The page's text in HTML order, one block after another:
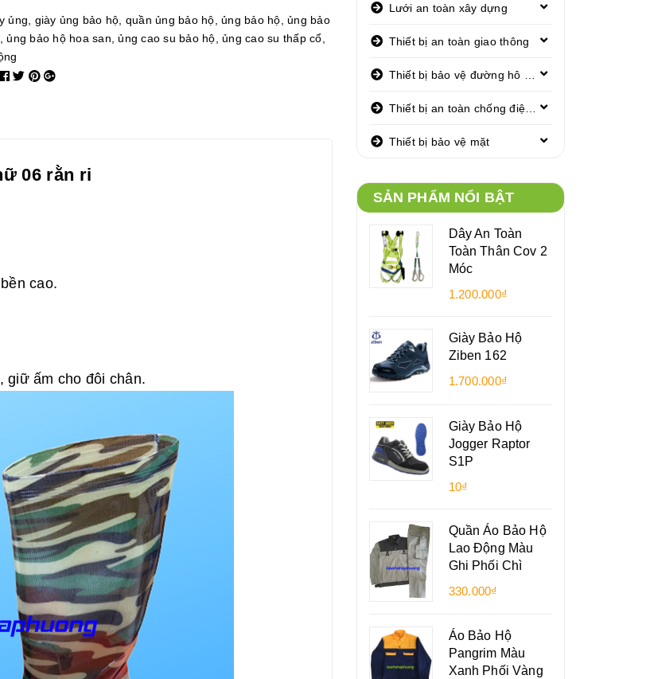
ủng giày ủng bảo hộ quần ủng bảo hộ ,ủng bảo hộ ,ủng bảo
,ủng bảo hộ hoa san ,ủng cao su bảo hộ ,ủng cao su thấp cổ
06 rằn ri
cao.
giữ ấm cho đôi chân.
Lưới an toàn xây dựng
Thiết bị an toàn giao thông
Thiết bị bảo vệ mặt
SẢN PHẨM NỔI BẬT
Dây An Toàn
Toàn Thân Cov 2
Móc
1.200.000₫
Giày Bảo Hộ
Ziben 162
1.700.000₫
Giày Bảo Hộ
Jogger Raptor
S1P
10₫
Quần Áo Bảo Hộ
Lao Động Màu
Ghi Phối Chì
330.000₫
Áo Bảo Hộ
Pangrim Màu
Xanh Phối Vàng